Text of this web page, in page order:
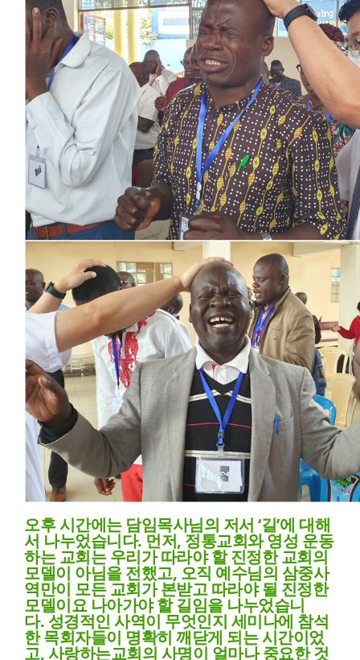
오후 시간에는 담임목사님의 저서‘길’에 대해
서 나누었습니다. 먼저, 정통교회와 영성 운동
하는 교회는 우리가 따라야 할 진정한 교회의
모델이 아님을 전했고, 오직 예수님의 삼중사
역만이 모든 교회가 본받고 따라야 될 진정한
모델이요 나아가야 할 길임을 나누었습니
다. 성경적인 사역이 무엇인지 세미나에 참석
한 목회자들이 명확히 깨닫게 되는 시간이었
고,사랑하는교회의 사명이 얼마나 중요한 것